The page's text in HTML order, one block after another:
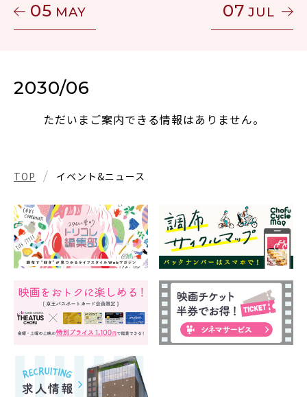
05 MAY 07 JUL
2030/06
ただいまご案内できる情報はありません。
TOP イベント&ニュース